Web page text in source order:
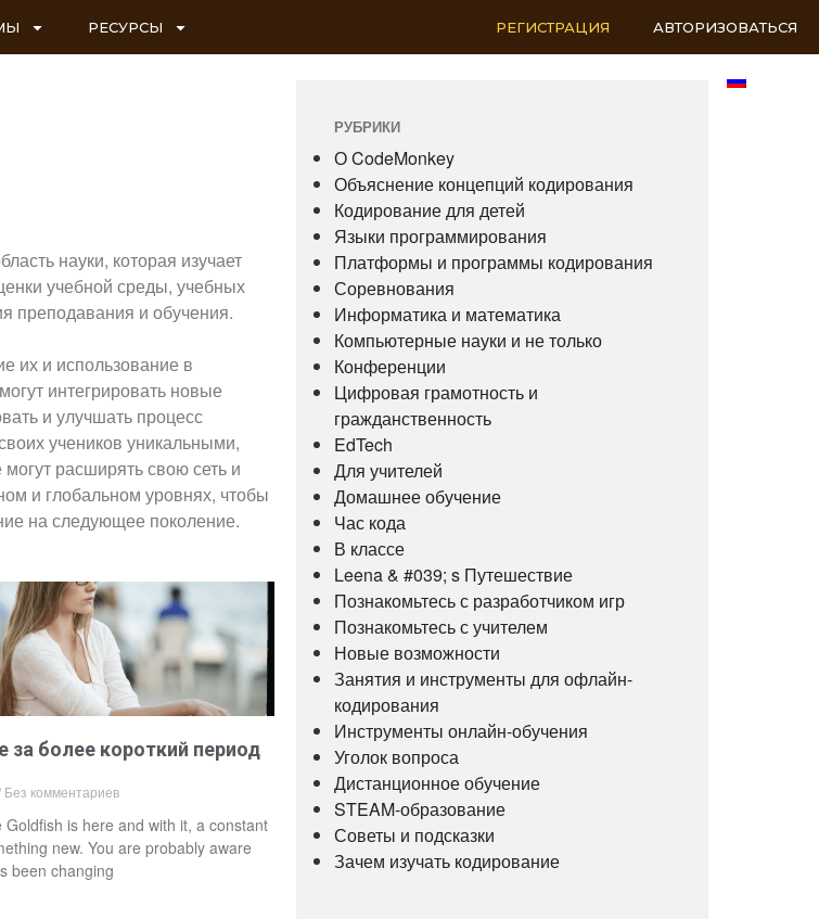
РЕСУРСЫ РЕГИСТРАЦИЯ АВТОРИЗОВАТЬСЯ
науки, которая изучает
учебной среды, учебных
преподавания и обучения.
их и использование в
интегрировать новые
и улучшать процесс
учеников уникальными,
расширять свою сеть и
и глобальном уровнях, чтобы
на следующее поколение.
за более короткий период
Без комментариев
Goldfish is here and with it, a constant
new. You are probably aware
been changing
РУБРИКИ
О CodeMonkey
Объяснение концепций кодирования
Кодирование для детей
Языки программирования
Платформы и программы кодирования
Соревнования
Информатика и математика
Компьютерные науки и не только
Конференции
Цифровая грамотность и
гражданственность
EdTech
Для учителей
Домашнее обучение
Час кода
В классе
Leena & #039; s Путешествие
Познакомьтесь с разработчиком игр
Познакомьтесь с учителем
Новые возможности
Занятия и инструменты для офлайн-
кодирования
Инструменты онлайн-обучения
Уголок вопроса
Дистанционное обучение
STEAM-образование
Советы и подсказки
Зачем изучать кодирование